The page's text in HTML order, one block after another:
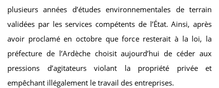
plusieurs années d’études environnementales de terrain
validées par les services compétents de l’État. Ainsi, après
avoir proclamé en octobre que force resterait à la loi, la
préfecture de l’Ardèche choisit aujourd’hui de céder aux
pressions d’agitateurs violant la propriété privée et
empêchant illégalement le travail des entreprises.